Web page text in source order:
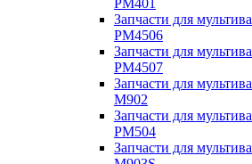
PM401
Запчасти для
PM4506
Запчасти для
PM4507
Запчасти для
M902
Запчасти для
PM504
Запчасти для